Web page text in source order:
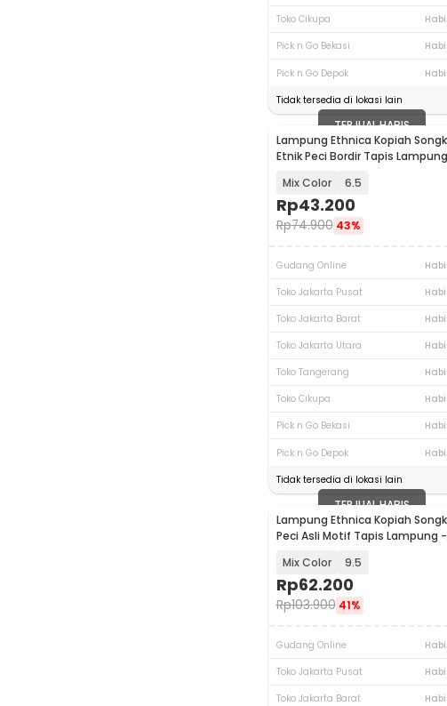
Toko Cikupa
Pick n Go Bekasi
Pick n Go Depok
Tidak tersedia di lokasi lain
TERJUAL HABIS
Lampung Ethnica Kopiah
Etnik Peci Bordir Tapis Lampung
Mix Color 6.5
Rp43.200
Rp74.900 43%
Gudang Online
Toko Jakarta Pusat
Toko Jakarta Barat
Toko Jakarta Utara
Toko Tangerang
Toko Cikupa
Pick n Go Bekasi
Pick n Go Depok
Tidak tersedia di lokasi lain
TERJUAL HABIS
Lampung Ethnica Kopiah
Peci Asli Motif Tapis Lampung -
Mix Color 9.5
Rp62.200
Rp103.900 41%
Gudang Online
Toko Jakarta Pusat
Toko Jakarta Barat